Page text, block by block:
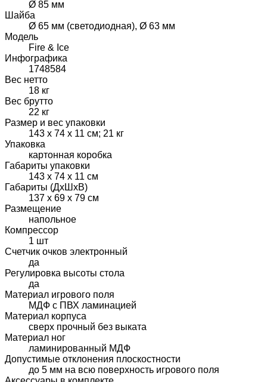
Ø 85 мм
Шайба
Ø 65 мм (светодиодная), Ø 63 мм
Модель
Fire & Ice
Инфографика
1748584
Вес нетто
18 кг
Вес брутто
22 кг
Размер и вес упаковки
143 х 74 х 11 см; 21 кг
Упаковка
картонная коробка
Габариты упаковки
143 х 74 х 11 см
Габариты (ДхШхВ)
137 х 69 х 79 см
Размещение
напольное
Компрессор
1 шт
Счетчик очков электронный
да
Регулировка высоты стола
да
Материал игрового поля
МДФ с ПВХ ламинацией
Материал корпуса
сверх прочный без выката
Материал ног
ламинированный МДФ
Допустимые отклонения плоскостности
до 5 мм на всю поверхность игрового поля